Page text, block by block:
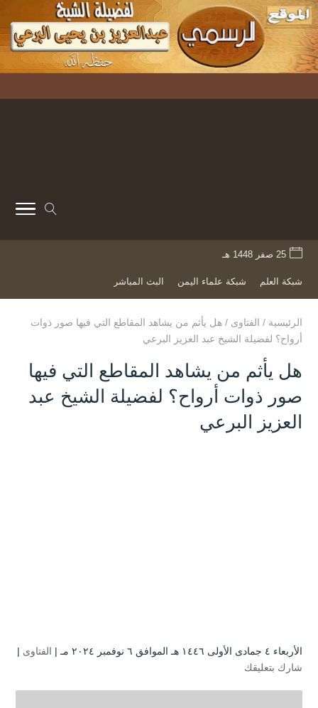
25 صفر 1448 هـ
شبكة العلم شبكة علماء اليمن البث المباشر
الرئيسية / الفتاوى / هل يأثم من يشاهد المقاطع التي فيها صور ذوات
أرواح؟ لفضيلة الشيخ عبد العزيز البرعي
هل يأثم من يشاهد المقاطع التي فيها
صور ذوات أرواح؟ لفضيلة الشيخ عبد
العزيز البرعي
الأربعاء ٤ جمادى الأولى ۱٤٤٦ هـ الموافق ٦ نوفمبر ۲۰۲٤ مـ | الفتاوى |
شارك بتعليقك